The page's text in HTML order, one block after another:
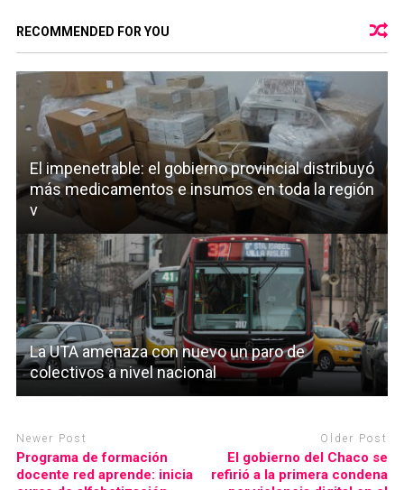
RECOMMENDED FOR YOU
El impenetrable: el gobierno provincial distribuyó
más medicamentos e insumos en toda la región
v
La UTA amenaza con nuevo un paro de
colectivos a nivel nacional
Newer Post
Programa de formación
docente red aprende: inicia
Older Post
El gobierno del Chaco se
refirió a la primera condena